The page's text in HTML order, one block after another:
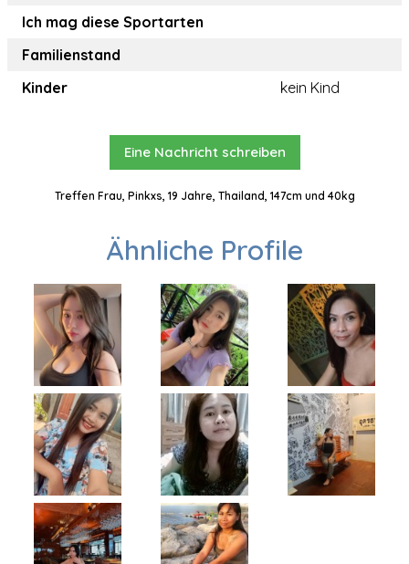
Ich mag diese Sportarten
Familienstand
Kinder
kein Kind
Eine Nachricht schreiben
Treffen Frau, Pinkxs, 19 Jahre, Thailand, 147cm und 40kg
Ähnliche Profile